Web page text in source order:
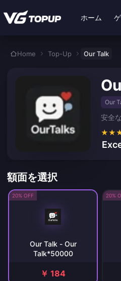
ホーム
Home Top-Up Our Talk
Our
安全
★★
額面を選択
20% OFF
Our Talk - Our
Talk*50000
￥ 184
20%